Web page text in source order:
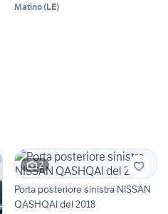
Matino(LE)
2
Porta posteriore sinistra NISSAN
QASHQAI del 2018